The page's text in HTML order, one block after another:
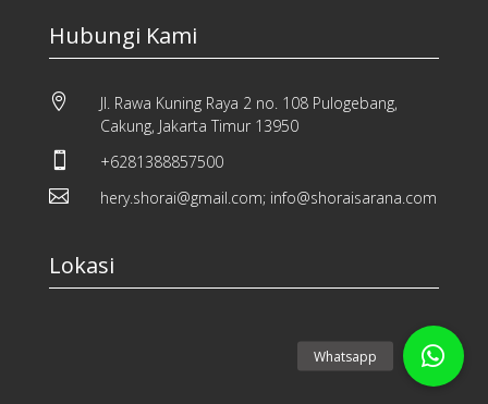
Hubungi Kami

Jl. Rawa Kuning Raya 2 no. 108 Pulogebang,
Cakung, Jakarta Timur 13950
 +6281388857500
 hery.shorai@gmail.com; info@shoraisarana.com
Lokasi